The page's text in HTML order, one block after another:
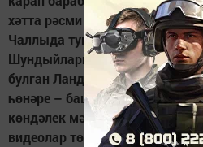
хәтта рәсми төстә шундый
Чаллыда туган телебездә
Шундыйларның берсе – 17
булган Ландыш
һөнәре – баш хисапчы
көндәлек мәшәкатьләре,
видеолар төшереп бара ул.